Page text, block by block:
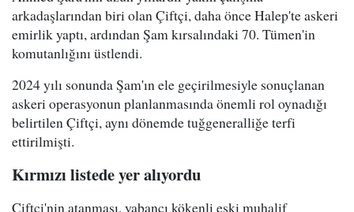
arkadaşlarından biri olan Çiftçi, daha önce Halep'te askeri
emirlik yaptı, ardından Şam kırsalındaki 70. Tümen'in
komutanlığını üstlendi.
2024 yılı sonunda Şam'ın ele geçirilmesiyle sonuçlanan
askeri operasyonun planlanmasında önemli rol oynadığı
belirtilen Çiftçi, aynı dönemde tuğgeneralliğe terfi
ettirilmişti.
Kırmızı listede yer alıyordu
Çiftçi'nin atanması, yabancı kökenli eski muhalif